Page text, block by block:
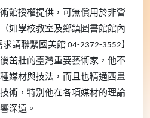
館授權提供，可無償用於非營
如學校教室及鄉鎮圖書館館內
請聯繫國美館 04-2372-3552】
茁壯的臺灣重要藝術家，他不
媒材與技法，而且也精通西畫
術，特別他在各項媒材的理論
深遠。